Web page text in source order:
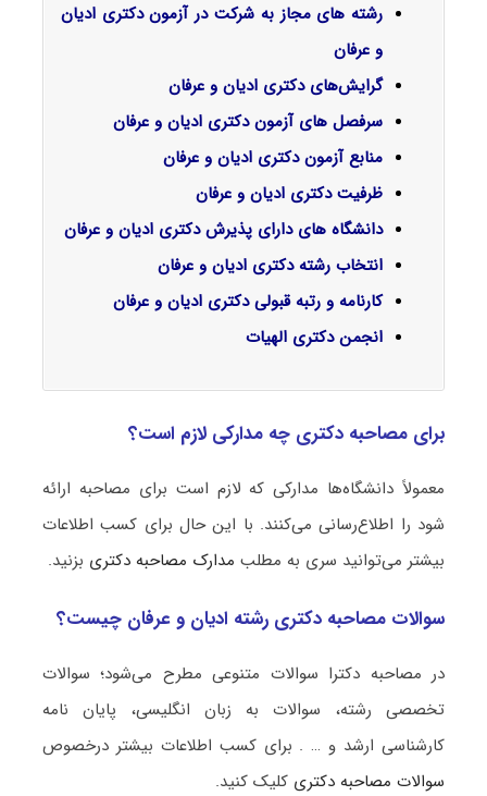
رشته های مجاز به شرکت در آزمون دکتری ادیان
و عرفان
گرایش‌های دکتری ادیان و عرفان
سرفصل‌ های آزمون دکتری ادیان و عرفان
منابع آزمون دکتری ادیان و عرفان
ظرفیت دکتری ادیان و عرفان
دانشگاه های دارای پذیرش دکتری ادیان و عرفان
انتخاب رشته دکتری ادیان و عرفان
کارنامه و رتبه قبولی دکتری ادیان و عرفان
انجمن دکتری الهیات
برای مصاحبه دکتری چه مدارکی لازم است؟
معمولاً دانشگاه‌ها مدارکی که لازم است برای مصاحبه ارائه
شود را اطلاع‌رسانی می‌کنند. با این حال برای کسب اطلاعات
بیشتر می‌توانید سری به مطلب مدارک مصاحبه دکتری بزنید.
سوالات مصاحبه دکتری رشته ادیان و عرفان چیست؟
در مصاحبه دکترا سوالات متنوعی مطرح می‌شود؛ سوالات
تخصصی رشته، سوالات به زبان انگلیسی، پایان نامه
کارشناسی ارشد و … . برای کسب اطلاعات بیشتر درخصوص
سوالات مصاحبه دکتری کلیک کنید.